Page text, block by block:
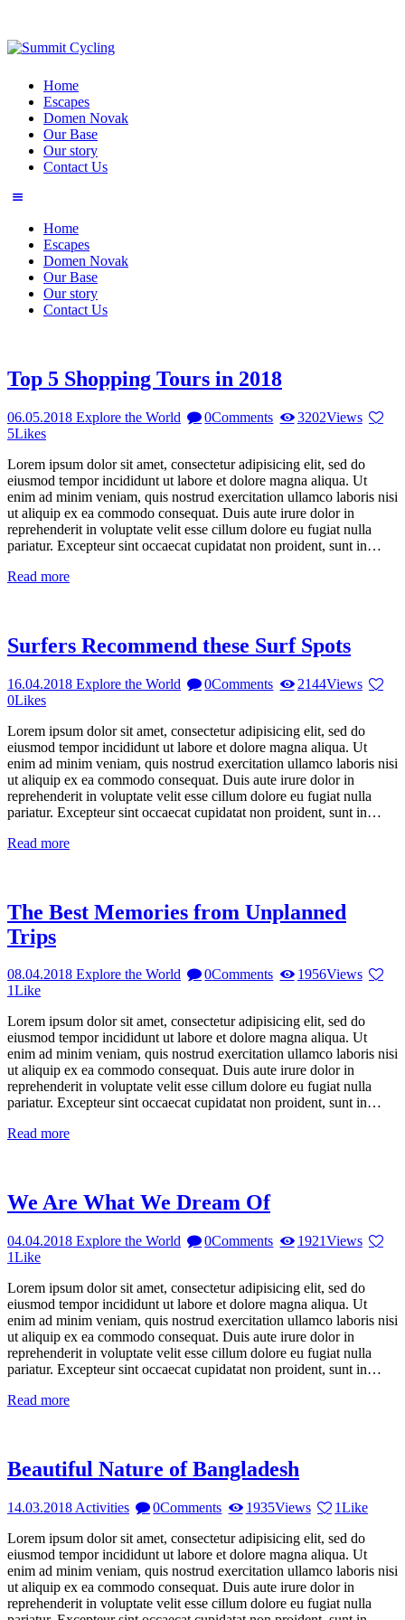
Home
Escapes
Domen Novak
Our Base
Our story
Contact Us
Home
Escapes
Domen Novak
Our Base
Our story
Contact Us
Top 5 Shopping Tours in 2018
06.05.2018 Explore the World 0Comments 3202Views
5Likes
Lorem ipsum dolor sit amet, consectetur adipisicing elit, sed do
eiusmod tempor incididunt ut labore et dolore magna aliqua. Ut
enim ad minim veniam, quis nostrud exercitation ullamco laboris nisi
ut aliquip ex ea commodo consequat. Duis aute irure dolor in
reprehenderit in voluptate velit esse cillum dolore eu fugiat nulla
pariatur. Excepteur sint occaecat cupidatat non proident, sunt in…
Read more
Surfers Recommend these Surf Spots
16.04.2018 Explore the World 0Comments 2144Views
0Likes
Lorem ipsum dolor sit amet, consectetur adipisicing elit, sed do
eiusmod tempor incididunt ut labore et dolore magna aliqua. Ut
enim ad minim veniam, quis nostrud exercitation ullamco laboris nisi
ut aliquip ex ea commodo consequat. Duis aute irure dolor in
reprehenderit in voluptate velit esse cillum dolore eu fugiat nulla
pariatur. Excepteur sint occaecat cupidatat non proident, sunt in…
Read more
The Best Memories from Unplanned
Trips
08.04.2018 Explore the World 0Comments 1956Views
1Like
Lorem ipsum dolor sit amet, consectetur adipisicing elit, sed do
eiusmod tempor incididunt ut labore et dolore magna aliqua. Ut
enim ad minim veniam, quis nostrud exercitation ullamco laboris nisi
ut aliquip ex ea commodo consequat. Duis aute irure dolor in
reprehenderit in voluptate velit esse cillum dolore eu fugiat nulla
pariatur. Excepteur sint occaecat cupidatat non proident, sunt in…
Read more
We Are What We Dream Of
04.04.2018 Explore the World 0Comments 1921Views
1Like
Lorem ipsum dolor sit amet, consectetur adipisicing elit, sed do
eiusmod tempor incididunt ut labore et dolore magna aliqua. Ut
enim ad minim veniam, quis nostrud exercitation ullamco laboris nisi
ut aliquip ex ea commodo consequat. Duis aute irure dolor in
reprehenderit in voluptate velit esse cillum dolore eu fugiat nulla
pariatur. Excepteur sint occaecat cupidatat non proident, sunt in…
Read more
Beautiful Nature of Bangladesh
14.03.2018 Activities 0Comments 1935Views 1Like
Lorem ipsum dolor sit amet, consectetur adipisicing elit, sed do
eiusmod tempor incididunt ut labore et dolore magna aliqua. Ut
enim ad minim veniam, quis nostrud exercitation ullamco laboris nisi
ut aliquip ex ea commodo consequat. Duis aute irure dolor in
reprehenderit in voluptate velit esse cillum dolore eu fugiat nulla